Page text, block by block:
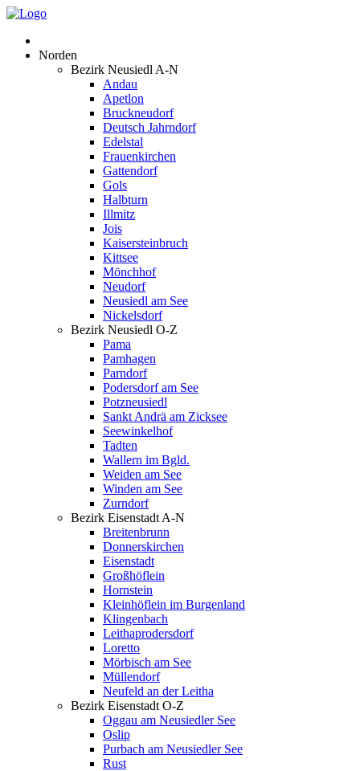
Norden
Bezirk Neusiedl A-N
Andau
Apetlon
Bruckneudorf
Deutsch Jahrndorf
Edelstal
Frauenkirchen
Gattendorf
Gols
Halbturn
Illmitz
Jois
Kaisersteinbruch
Kittsee
Mönchhof
Neudorf
Neusiedl am See
Nickelsdorf
Bezirk Neusiedl O-Z
Pama
Pamhagen
Parndorf
Podersdorf am See
Potzneusiedl
Sankt Andrä am Zicksee
Seewinkelhof
Tadten
Wallern im Bgld.
Weiden am See
Winden am See
Zurndorf
Bezirk Eisenstadt A-N
Breitenbrunn
Donnerskirchen
Eisenstadt
Großhöflein
Hornstein
Kleinhöflein im Burgenland
Klingenbach
Leithaprodersdorf
Loretto
Mörbisch am See
Müllendorf
Neufeld an der Leitha
Bezirk Eisenstadt O-Z
Oggau am Neusiedler See
Oslip
Purbach am Neusiedler See
Rust